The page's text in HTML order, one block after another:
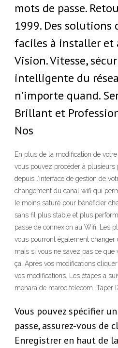
mots de passe.
1999. Des solutions
faciles à installer et
Vision. Vitesse,
intelligente du
n'importe quand.
Brillant et
Nos
En plus de la modification de
vous pouvez procéder à plusieurs
depuis l’interface de gestion de
changement du canal wifi qui
le moins saturé pour bénéficier
sans fil plus stable et plus
passe de connexion au Wifi; Les
vous pourront également changer
mais si vous ne savez pas ce que
ça. Après vos modifications
vos modifications. Les étapes a
menara de maroc telecom. Taper
Vous pouvez spécifier
passe, assurez-vous de
Enregistrer en haut de